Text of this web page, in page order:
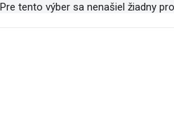
Pre tento výber sa nenašiel žiadny